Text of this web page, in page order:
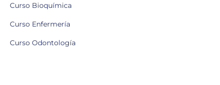
Curso Bioquímica
Curso Enfermería
Curso Odontología